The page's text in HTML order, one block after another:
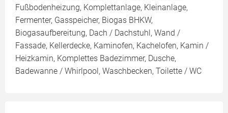
Fußbodenheizung, Komplettanlage, Kleinanlage,
Fermenter, Gasspeicher, Biogas BHKW,
Biogasaufbereitung, Dach / Dachstuhl, Wand /
Fassade, Kellerdecke, Kaminofen, Kachelofen, Kamin /
Heizkamin, Komplettes Badezimmer, Dusche,
Badewanne / Whirlpool, Waschbecken, Toilette / WC